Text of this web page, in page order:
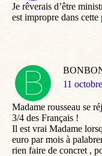
Je rêverais d’être
est impropre dans cette
dit
11
Madame rousseau se
3/4 des Français !
Il est vrai Madame
euro par mois à
rien faire de concret ,